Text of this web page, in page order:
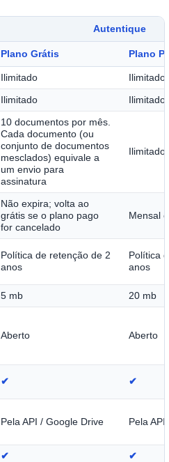
Autentique
Plano Grátis Plano
Ilimitado
Ilimitado
Ilimitado Ilimitado
10 documentos por mês.
Cada documento (ou
conjunto de documentos
mesclados) equivale a
um envio para
assinatura
Ilimitado
Não expira; volta ao
grátis se o plano pago
for cancelado
Mensal
Política de retenção de 2
anos
Política
anos
5 mb 20 mb
Aberto Aberto
✔ ✔
Pela API / Google Drive Pela
✔
✔